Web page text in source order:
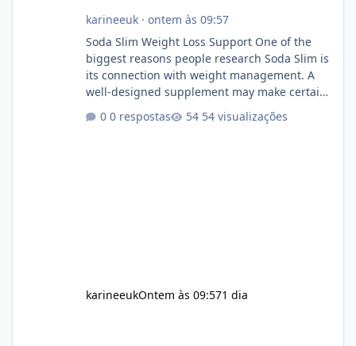
karineeuk· ontem às 09:57
Soda Slim Weight Loss Support One of the
biggest reasons people research Soda Slim is
its connection with weight management. A
well-designed supplement may make certain
maintain, depending on its ingredients and
0 respostas 54 visualizações
karineeukOntem às 09:571 dia